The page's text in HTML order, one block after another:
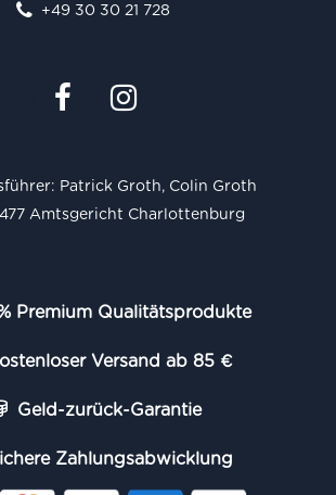
+49 30 30 21 728
Patrick Groth, Colin Groth
Amtsgericht Charlottenburg
Premium Qualitätsprodukte
Versand ab 85 €
Geld-zurück-Garantie
Zahlungsabwicklung